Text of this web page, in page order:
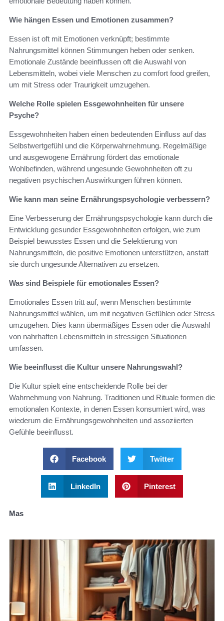
Wie hängen Essen und Emotionen zusammen?
Essen ist oft mit Emotionen verknüpft; bestimmte
Nahrungsmittel können Stimmungen heben oder senken.
Emotionale Zustände beeinflussen oft die Auswahl von
Lebensmitteln, wobei viele Menschen zu comfort food greifen,
um mit Stress oder Traurigkeit umzugehen.
Welche Rolle spielen Essgewohnheiten für unsere
Psyche?
Essgewohnheiten haben einen bedeutenden Einfluss auf das
Selbstwertgefühl und die Körperwahrnehmung. Regelmäßige
und ausgewogene Ernährung fördert das emotionale
Wohlbefinden, während ungesunde Gewohnheiten oft zu
negativen psychischen Auswirkungen führen können.
Wie kann man seine Ernährungspsychologie verbessern?
Eine Verbesserung der Ernährungspsychologie kann durch die
Entwicklung gesunder Essgewohnheiten erfolgen, wie zum
Beispiel bewusstes Essen und die Selektierung von
Nahrungsmitteln, die positive Emotionen unterstützen, anstatt
sie durch ungesunde Alternativen zu ersetzen.
Was sind Beispiele für emotionales Essen?
Emotionales Essen tritt auf, wenn Menschen bestimmte
Nahrungsmittel wählen, um mit negativen Gefühlen oder Stress
umzugehen. Dies kann übermäßiges Essen oder die Auswahl
von nahrhaften Lebensmitteln in stressigen Situationen
umfassen.
Wie beeinflusst die Kultur unsere Nahrungswahl?
Die Kultur spielt eine entscheidende Rolle bei der
Wahrnehmung von Nahrung. Traditionen und Rituale formen die
emotionalen Kontexte, in denen Essen konsumiert wird, was
wiederum die Ernährungsgewohnheiten und assoziierten
Gefühle beeinflusst.
Facebook Twitter
LinkedIn Pinterest
Mas